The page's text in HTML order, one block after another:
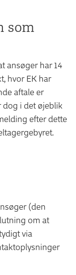
som
ansøger har 14
hvor EK har
aftale er
dog i det øjeblik
efter dette
(den
om at
via